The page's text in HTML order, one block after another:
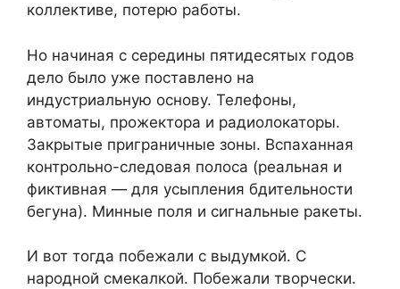
коллективе, потерю работы.
Но начиная с середины пятидесятых годов
дело было уже поставлено на
индустриальную основу. Телефоны,
автоматы, прожектора и радиолокаторы.
Закрытые приграничные зоны. Вспаханная
контрольно-следовая полоса (реальная и
фиктивная — для усыпления бдительности
бегуна). Минные поля и сигнальные ракеты.
И вот тогда побежали с выдумкой. С
народной смекалкой. Побежали творчески.